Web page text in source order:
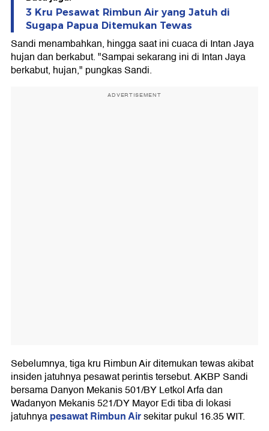
3 Kru Pesawat Rimbun Air yang Jatuh di
Sugapa Papua Ditemukan Tewas
Sandi menambahkan, hingga saat ini cuaca di Intan Jaya
hujan dan berkabut. "Sampai sekarang ini di Intan Jaya
berkabut, hujan," pungkas Sandi.
ADVERTISEMENT
Sebelumnya, tiga kru Rimbun Air ditemukan tewas akibat
insiden jatuhnya pesawat perintis tersebut. AKBP Sandi
bersama Danyon Mekanis 501/BY Letkol Arfa dan
Wadanyon Mekanis 521/DY Mayor Edi tiba di lokasi
jatuhnyapesawat Rimbun Airsekitar pukul 16.35 WIT.